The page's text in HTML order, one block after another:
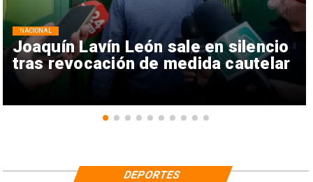
Joaquín Lavín León sale en silencio
tras revocación de medida cautelar
NACIONAL
DEPORTES